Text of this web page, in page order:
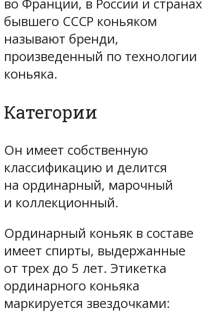
во Франции, в России и странах
бывшего СССР коньяком
называют бренди,
произведенный по технологии
коньяка.
Категории
Он имеет собственную
классификацию и делится
на ординарный, марочный
и коллекционный.
Ординарный коньяк в составе
имеет спирты, выдержанные
от трех до 5 лет. Этикетка
ординарного коньяка
маркируется звездочками: